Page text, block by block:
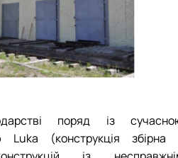
поряд із
Luka (конструкція збірна